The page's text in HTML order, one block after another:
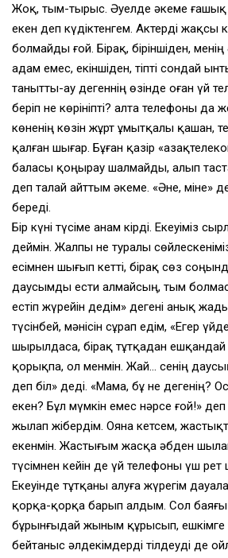
Жоқ, тым-тырыс. Әуелде әкеме ғашық
екен деп күдіктенгем. Актерді жақсы
болмайды ғой. Бірақ, біріншіден,
адам емес, екіншіден, тіпті сондай
танытты-ау дегеннің өзінде оған үй
беріп не көрініпті? Қалта телефоны да
көненің көзін жұрт ұмытқалы қашан,
қалған шығар. Бұған қазір
баласы қоңырау шалмайды, алып
деп талай айттым әкеме. «Әне, міне»
береді.
Бір күні түсіме анам кірді. Екеуіміз
деймін. Жалпы не туралы
есімнен шығып кетті, бірақ сөз
даусымды ести алмайсың, тым
естіп жүрейін дедім» дегені анық
түсінбей, мәнісін сұрап едім, «Егер
шырылдаса, бірақ тұтқадан
қорықпа, ол менмін. Жай… сенің
деп біл» деді. «Мама, бұ не дегенің?
екен? Бұл мүмкін емес нәрсе ғой!»
жылап жібердім. Ояна кетсем,
екенмін. Жастығым жасқа әбден
түсімнен кейін де үй телефоны үш
Екеуінде тұтқаны алуға жүрегім
қорқа-қорқа барып алдым. Сол баяғы
бұрынғыдай жыным құрысып, ешкімге
бейтаныс әлдекімдерді тілдеуді де